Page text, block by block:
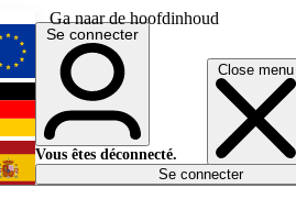
Ga naar de hoofdinhoud
Close menu
English
Deutsch
Español
Se connecter
Vous êtes déconnecté.
Se connecter